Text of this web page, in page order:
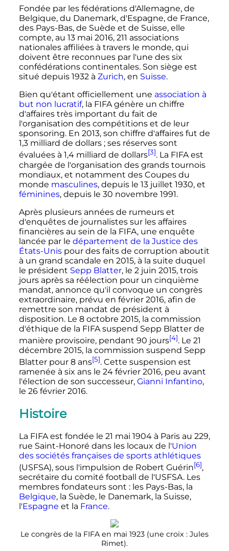
Fondée par les fédérations d'Allemagne, de
Belgique, du Danemark, d'Espagne, de France,
des Pays-Bas, de Suède et de Suisse, elle
compte, au 13 mai 2016, 211 associations
nationales affiliées à travers le monde, qui
doivent être reconnues par l'une des six
confédérations continentales. Son siège est
situé depuis 1932 à Zurich, en Suisse.
Bien qu'étant officiellement une association à
but non lucratif, la FIFA génère un chiffre
d'affaires très important du fait de
l'organisation des compétitions et de leur
sponsoring. En 2013, son chiffre d'affaires fut de
1,3 milliard de dollars ; ses réserves sont
évaluées à 1,4 milliard de dollars[3]. La FIFA est
chargée de l'organisation des grands tournois
mondiaux, et notamment des Coupes du
monde masculines, depuis le 13 juillet 1930, et
féminines, depuis le 30 novembre 1991.
Après plusieurs années de rumeurs et
d'enquêtes de journalistes sur les affaires
financières au sein de la FIFA, une enquête
lancée par le département de la Justice des
États-Unispour des faits de corruption aboutit
à un grand scandale en 2015, à la suite duquel
le président Sepp Blatter, le 2 juin 2015, trois
jours après sa réélection pour un cinquième
mandat, annonce qu'il convoque un congrès
extraordinaire, prévu en février 2016, afin de
remettre son mandat de président à
disposition. Le 8 octobre 2015, la commission
d'éthique de la FIFA suspend Sepp Blatter de
manière provisoire, pendant 90 jours[4]. Le 21
décembre 2015, la commission suspend Sepp
Blatter pour 8 ans[5]. Cette suspension est
ramenée à six ans le 24 février 2016, peu avant
l'élection de son successeur, Gianni Infantino,
le 26 février 2016.
Histoire
La FIFA est fondée le 21 mai 1904à Paris au 229,
rue Saint-Honoré dans les locaux de l'Union
des sociétés françaises de sports athlétiques
(USFSA), sous l'impulsion de Robert Guérin[6],
secrétaire du comité football de l'USFSA. Les
membres fondateurs sont : les Pays-Bas, la
Belgique, la Suède, le Danemark, la Suisse,
l'Espagne et la France.
Le congrès de la FIFA en mai 1923 (une croix : Jules
Rimet).